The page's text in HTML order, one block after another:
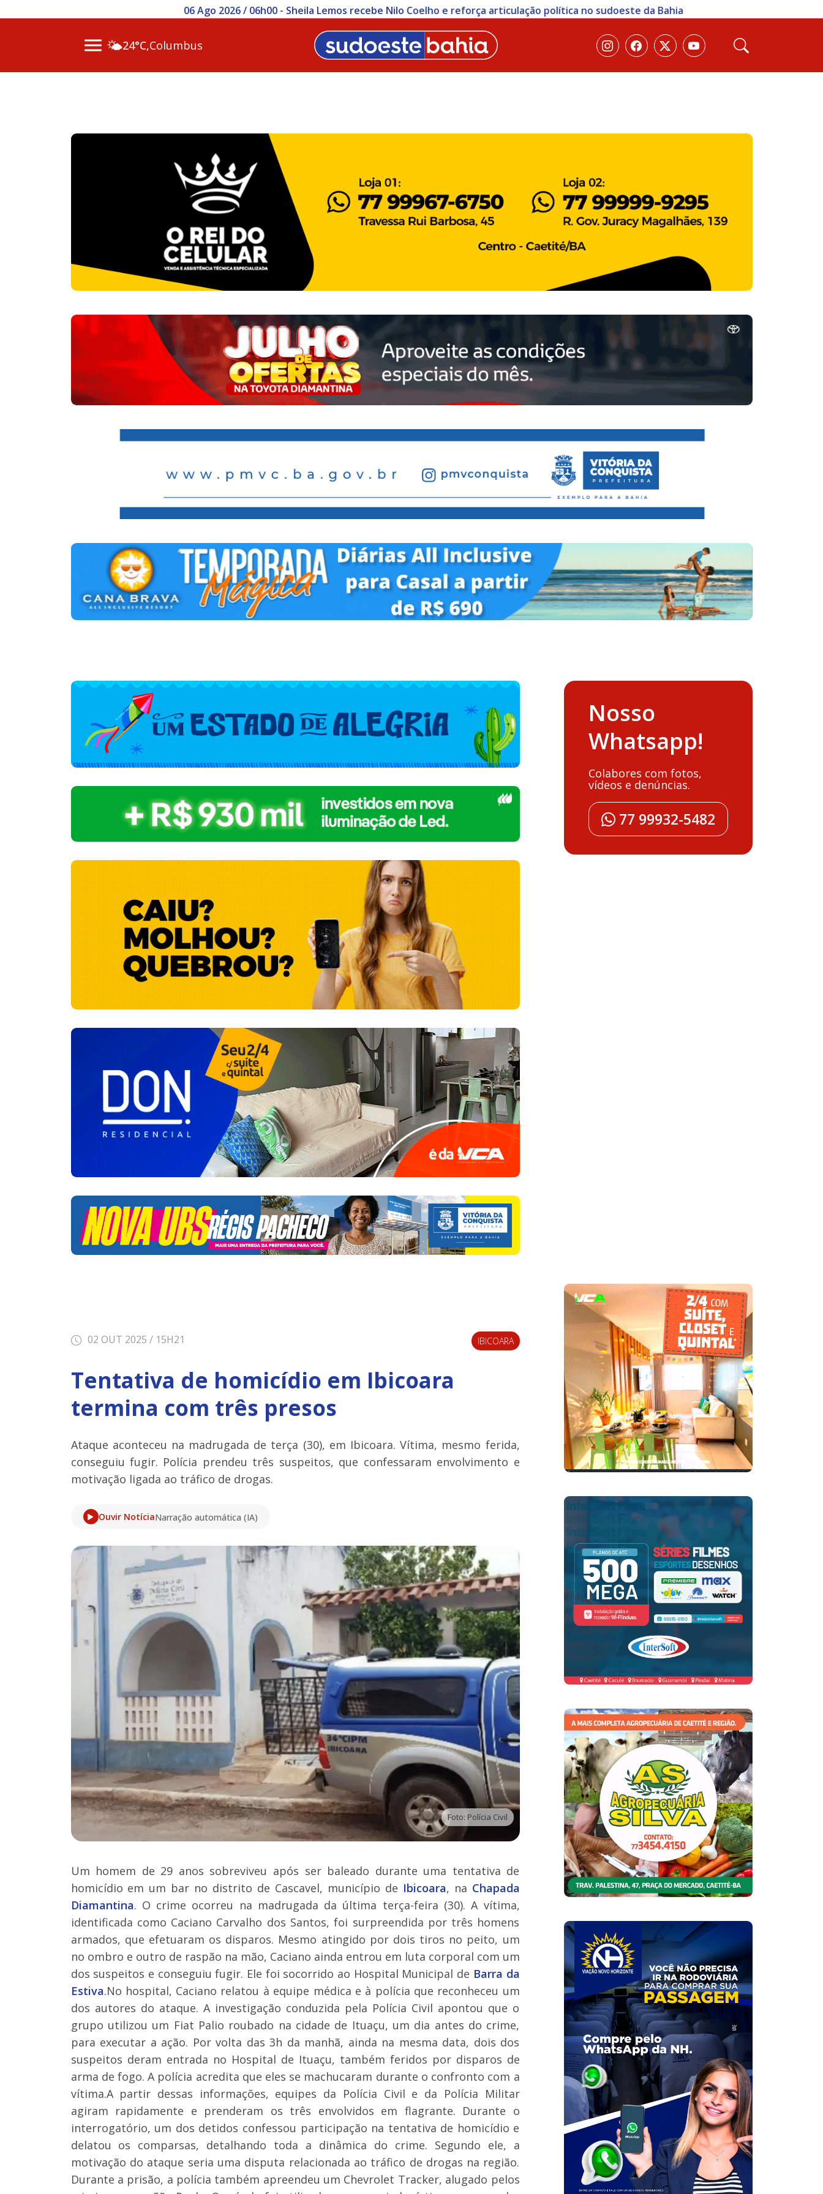
06 Ago 2026 / 06h00 - Sheila Lemos recebe Nilo Coelho e reforça articulação política no sudoeste da Bahia
🌤️24°C,Columbus
02 OUT 2025 / 15H21 IBICOARA
Tentativa de homicídio em Ibicoara
termina com três presos
Ataque aconteceu na madrugada de terça (30), em Ibicoara. Vítima, mesmo ferida,
conseguiu fugir. Polícia prendeu três suspeitos, que confessaram envolvimento e
motivação ligada ao tráfico de drogas.
Ouvir NotíciaNarração automática (IA)
Foto: Polícia Civil
Um homem de 29 anos sobreviveu após ser baleado durante uma tentativa de
homicídio em um bar no distrito de Cascavel, município de Ibicoara, na Chapada
Diamantina. O crime ocorreu na madrugada da última terça-feira (30). A vítima,
identificada como Caciano Carvalho dos Santos, foi surpreendida por três homens
armados, que efetuaram os disparos. Mesmo atingido por dois tiros no peito, um
no ombro e outro de raspão na mão, Caciano ainda entrou em luta corporal com um
dos suspeitos e conseguiu fugir. Ele foi socorrido ao Hospital Municipal de Barra da
Estiva.No hospital, Caciano relatou à equipe médica e à polícia que reconheceu um
dos autores do ataque. A investigação conduzida pela Polícia Civil apontou que o
grupo utilizou um Fiat Palio roubado na cidade de Ituaçu, um dia antes do crime,
para executar a ação. Por volta das 3h da manhã, ainda na mesma data, dois dos
suspeitos deram entrada no Hospital de Ituaçu, também feridos por disparos de
arma de fogo. A polícia acredita que eles se machucaram durante o confronto com a
vítima.A partir dessas informações, equipes da Polícia Civil e da Polícia Militar
agiram rapidamente e prenderam os três envolvidos em flagrante. Durante o
interrogatório, um dos detidos confessou participação na tentativa de homicídio e
delatou os comparsas, detalhando toda a dinâmica do crime. Segundo ele, a
motivação do ataque seria uma disputa relacionada ao tráfico de drogas na região.
Durante a prisão, a polícia também apreendeu um Chevrolet Tracker, alugado pelos
Nosso
Whatsapp!
Colabores com fotos,
vídeos e denúncias.
77 99932-5482